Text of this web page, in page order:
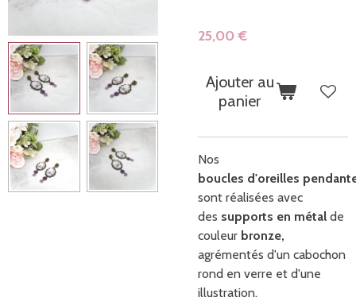
25,00 €
Ajouter au
panier
Nos
boucles d'oreilles
sont réalisées avec
des supports en métal de
couleur bronze,
agrémentés d'un cabochon
rond en verre et d'une
illustration.